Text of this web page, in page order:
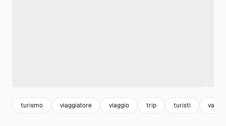
turismo viaggiatore viaggio trip turisti